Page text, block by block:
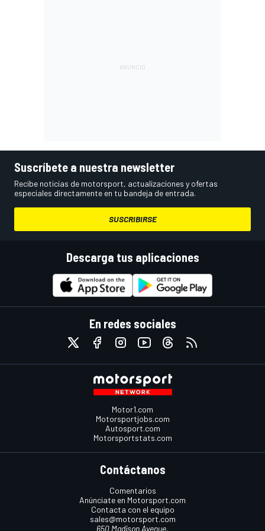
Suscríbete a nuestra newsletter
Recibe noticias de motorsport, actualizaciones y ofertas
especiales directamente en tu bandeja de entrada.
SUSCRIBIRSE
Descarga tus aplicaciones
En redes sociales
Motor1.com
Motorsportjobs.com
Autosport.com
Motorsportstats.com
Contáctanos
Comentarios
Anúnciate en Motorsport.com
Contacta con el equipo
sales@motorsport.com
650 Madison Avenue,